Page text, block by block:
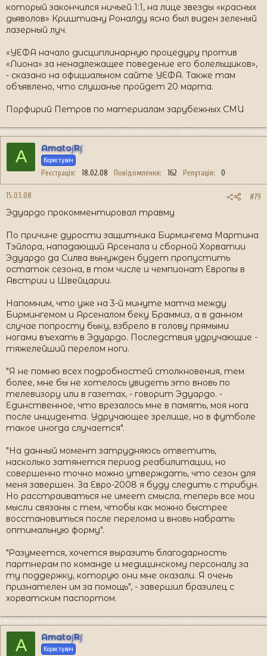
который закончился ничьей 1:1, на лице звезды «красных
дьяволов» Криштиану Роналду ясно был виден зеленый
лазерный луч.
«УЕФА начало дисциплинарную процедуру против
«Лиона» за ненадлежащее поведение его болельщиков»,
- сказано на официальном сайте УЕФА. Также там
объявлено, что слушанье пройдет 20 марта.
Порфирий Петров по материалам зарубежных СМИ
A Amato∫R∫
Користувач
Реєстрація 18.02.08 Повідомлення 162 Репутація 0
15.03.08 #79
Эдуардо прокомментировал травму
По причине дурости защитника Бирмингема Мартина
Тэйлора, нападающий Арсенала и сборной Хорватии
Эдуардо да Силва вынужден будет пропустить
остаток сезона, в том числе и чемпионат Европы в
Австрии и Швейцарии.
Напомним, что уже на 3-й минуте матча между
Бирмингемом и Арсеналом беку Браммиз, а в данном
случае попросту быку, взбрело в голову прямыми
ногами въехать в Эдуардо. Последствия удручающие -
тяжелейший перелом ноги.
"Я не помню всех подробностей столкновения, тем
более, мне бы не хотелось увидеть это вновь по
телевизору или в газетах, - говорит Эдуардо. -
Единственное, что врезалось мне в память, моя нога
после инцидента. Удручающее зрелище, но в футболе
такое иногда случается".
"На данный момент затрудняюсь ответить,
насколько затянется период реабилитации, но
совершенно точно можно утверждать, что сезон для
меня завершен. За Евро-2008 я буду следить с трибун.
Но расстраиваться не имеет смысла, теперь все мои
мысли связаны с тем, чтобы как можно быстрее
восстановиться после перелома и вновь набрать
оптимальную форму".
"Разумеется, хочется выразить благодарность
партнерам по команде и медицинскому персоналу за
ту поддержку, которую они мне оказали. Я очень
признателен им за помощь", - завершил бразилец с
хорватским паспортом.
A Amato∫R∫
Користувач